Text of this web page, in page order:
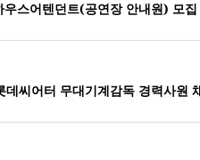
우스어텐던트(공연장 안내원) 모
데씨어터 무대기계감독 경력사원